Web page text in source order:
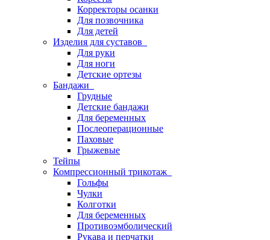
Корректоры осанки
Для позвочника
Для детей
Изделия для суставов
Для руки
Для ноги
Детские ортезы
Бандажи
Грудные
Детские бандажи
Для беременных
Послеоперационные
Паховые
Грыжевые
Тейпы
Компрессионный трикотаж
Гольфы
Чулки
Колготки
Для беременных
Противоэмболический
Рукава и перчатки